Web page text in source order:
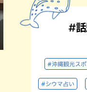
#話
#沖縄観光スポ
#シウマ占い